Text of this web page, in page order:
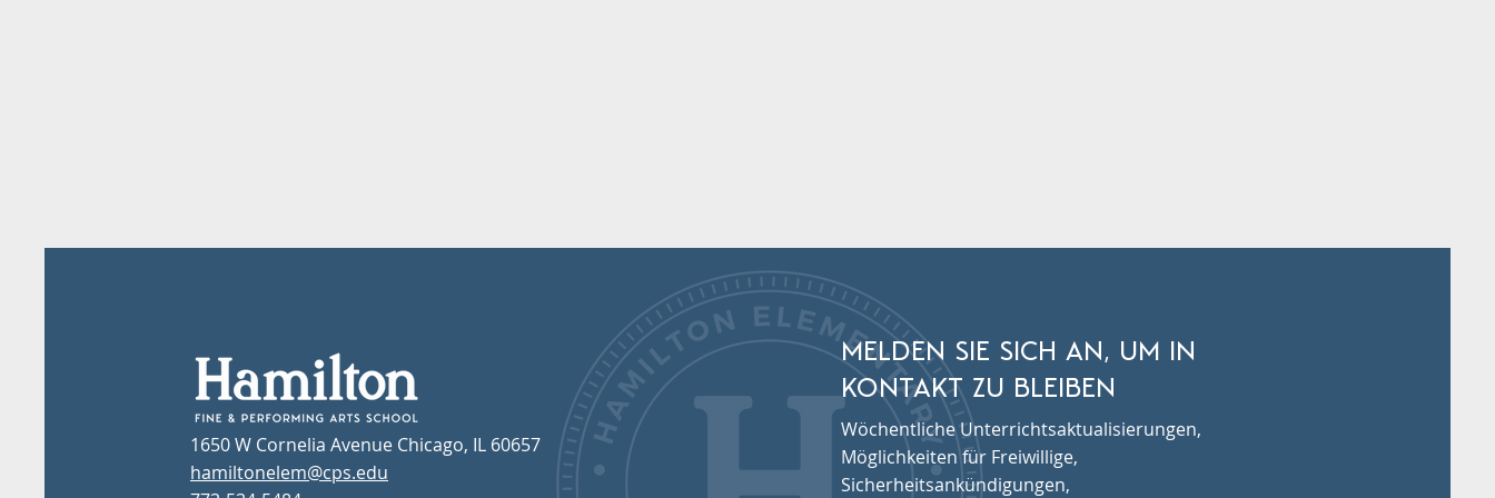
1650 W Cornelia Avenue Chicago, IL 60657
hamiltonelem@cps.edu
MELDEN SIE SICH AN, UM IN
KONTAKT ZU BLEIBEN
Wöchentliche Unterrichtsaktualisierungen,
Möglichkeiten für Freiwillige,
Sicherheitsankündigungen,